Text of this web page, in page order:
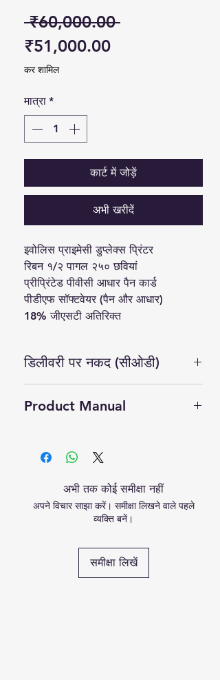
₹60,000.00 नियमित मूल्य
₹51,000.00बिक्री मूल्य
कर शामिल
मात्रा *
कार्ट में जोड़ें
अभी खरीदें
इवोलिस प्राइमेसी डुप्लेक्स प्रिंटर
रिबन १/२ पागल २५० छवियां
प्रीप्रिंटेड पीवीसी आधार पैन कार्ड
पीडीएफ सॉफ्टवेयर (पैन और आधार)
18% जीएसटी अतिरिक्त
डिलीवरी पर नकद (सीओडी)
Product Manual
अभी तक कोई समीक्षा नहीं
अपने विचार साझा करें। समीक्षा लिखने वाले पहले
व्यक्ति बनें।
समीक्षा लिखें